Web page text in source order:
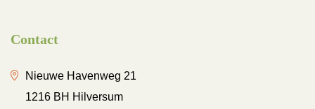
Contact
Nieuwe Havenweg 21
1216 BH Hilversum